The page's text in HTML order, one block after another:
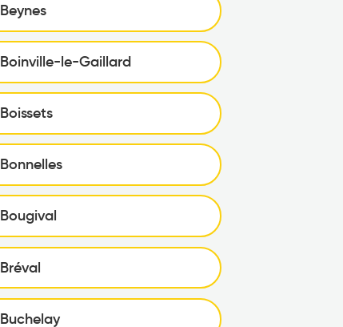
Beynes
Boinville-le-Gaillard
Boissets
Bonnelles
Bougival
Bréval
Buchelay